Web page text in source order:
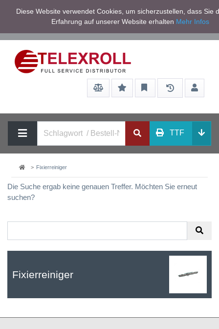
Service/Hilfe
Netto zzgl.
Mwst
TTF
Fixierreiniger
Die Suche ergab keine genauen Treffer. Möchten Sie erneut
suchen?
Fixierreiniger
Diese Website verwendet Cookies, um sicherzustellen, dass Sie
Erfahrung auf unserer Website erhalten Mehr Infos